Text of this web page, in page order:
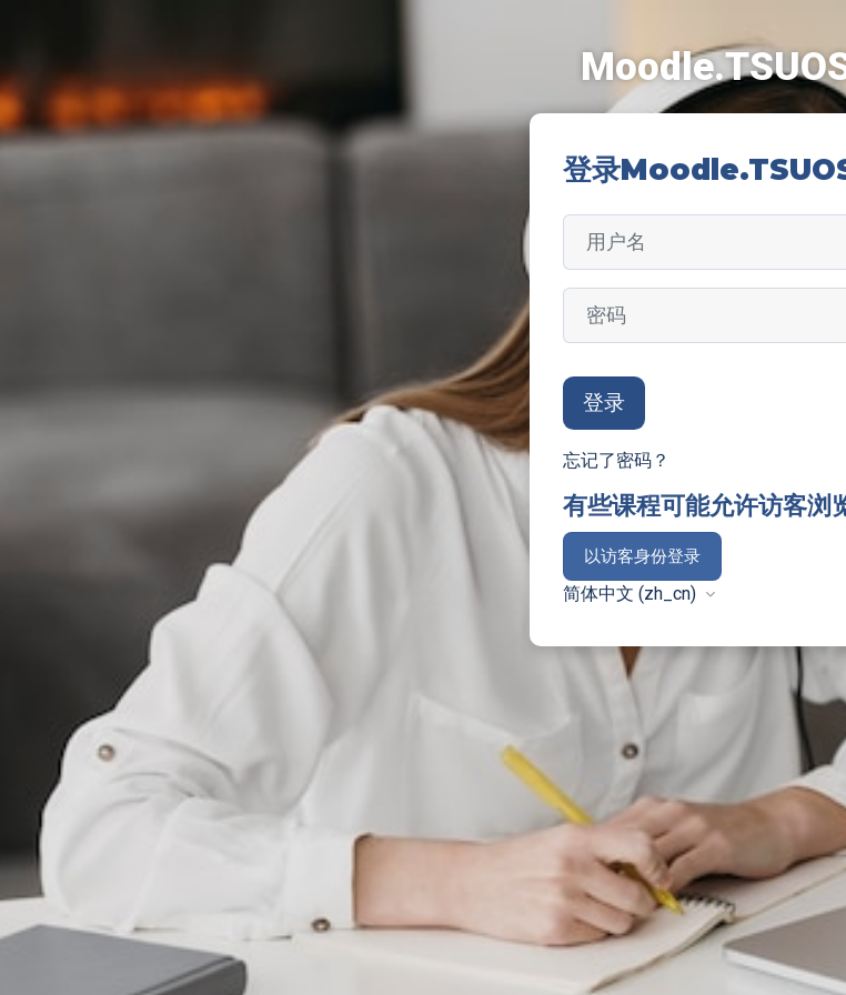
登录
用户名
密码
登录
忘记了密码？
有些课程可能允许访客浏
以访客身份登录
简体中文 ‎(zh_cn)‎